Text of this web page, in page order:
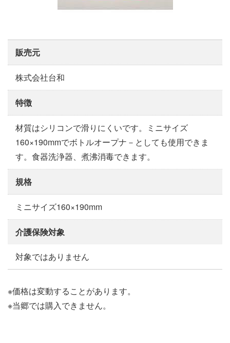
販売元
株式会社台和
特徴
材質はシリコンで滑りにくいです。ミニサイズ
160×190mmでボトルオープナ－としても使用できま
す。食器洗浄器、煮沸消毒できます。
規格
ミニサイズ160×190mm
介護保険対象
対象ではありません
※価格は変動することがあります。
※当郷では購入できません。